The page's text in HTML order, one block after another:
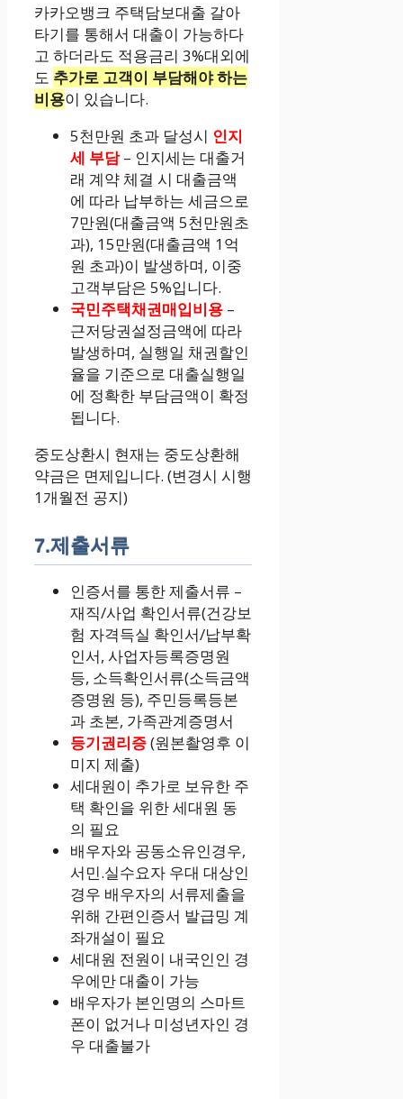
카카오뱅크 주택담보대출 갈아
타기를 통해서 대출이 가능하다
고 하더라도 적용금리 3%대외에
도 추가로 고객이 부담해야 하는
비용이 있습니다.
5천만원 초과 달성시 인지
세 부담– 인지세는 대출거
래 계약 체결 시 대출금액
에 따라 납부하는 세금으로
7만원(대출금액 5천만원초
과), 15만원(대출금액 1억
원 초과)이 발생하며, 이중
고객부담은 5%입니다.
국민주택채권매입비용 –
근저당권설정금액에 따라
발생하며, 실행일 채권할인
율을 기준으로 대출실행일
에 정확한 부담금액이 확정
됩니다.
중도상환시 현재는 중도상환해
약금은 면제입니다. (변경시 시행
1개월전 공지)
7.제출서류
인증서를 통한 제출서류 –
재직/사업 확인서류(건강보
험 자격득실 확인서/납부확
인서, 사업자등록증명원
등, 소득확인서류(소득금액
증명원 등), 주민등록등본
과 초본, 가족관계증명서
등기권리증(원본촬영후 이
미지 제출)
세대원이 추가로 보유한 주
택 확인을 위한 세대원 동
의 필요
배우자와 공동소유인경우,
서민.실수요자 우대 대상인
경우 배우자의 서류제출을
위해 간편인증서 발급밍 계
좌개설이 필요
세대원 전원이 내국인인 경
우에만 대출이 가능
배우자가 본인명의 스마트
폰이 없거나 미성년자인 경
우 대출불가